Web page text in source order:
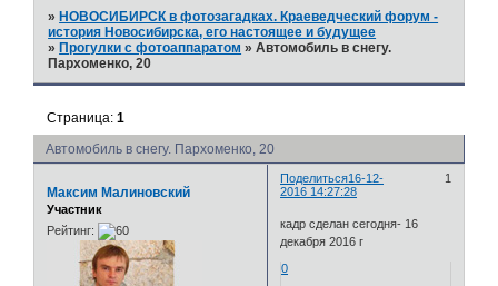
» НОВОСИБИРСК в фотозагадках. Краеведческий форум -
история Новосибирска, его настоящее и будущее
» Прогулки с фотоаппаратом »Автомобиль в снегу.
Пархоменко, 20
Автомобиль в снегу. Пархоменко, 20
Страница:1
Поделиться 1
16-12-
2016 14:27:28
Максим Малиновский
Участник
Рейтинг:
кадр сделан сегодня- 16
декабря 2016 г
0